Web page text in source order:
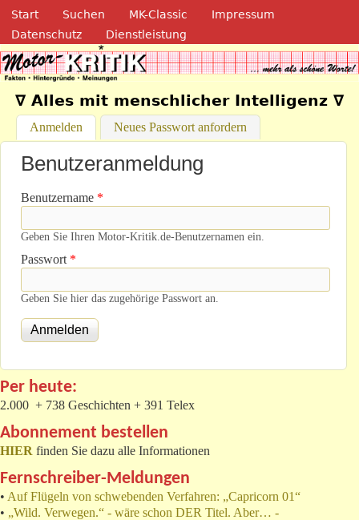
Direkt zum Inhalt
Navigation
Start Suchen MK-Classic
Impressum
Datenschutz
Dienstleistung
Motor-Kritik.de
∇ Alles mit menschlicher Intelligenz ∇
Anmelden (aktiver Reiter)
Neues Passwort anfordern
Benutzeranmeldung
Benutzername *
Geben Sie Ihren Motor-Kritik.de-Benutzernamen ein.
Passwort *
Geben Sie hier das zugehörige Passwort an.
Per heute:
2.000 + 738 Geschichten + 391 Telex
Abonnement bestellen
HIER finden Sie dazu alle Informationen
Fernschreiber-Meldungen
• Auf Flügeln von schwebenden Verfahren: „Capricorn 01“
• „Wild. Verwegen.“ - wäre schon DER Titel. Aber… -